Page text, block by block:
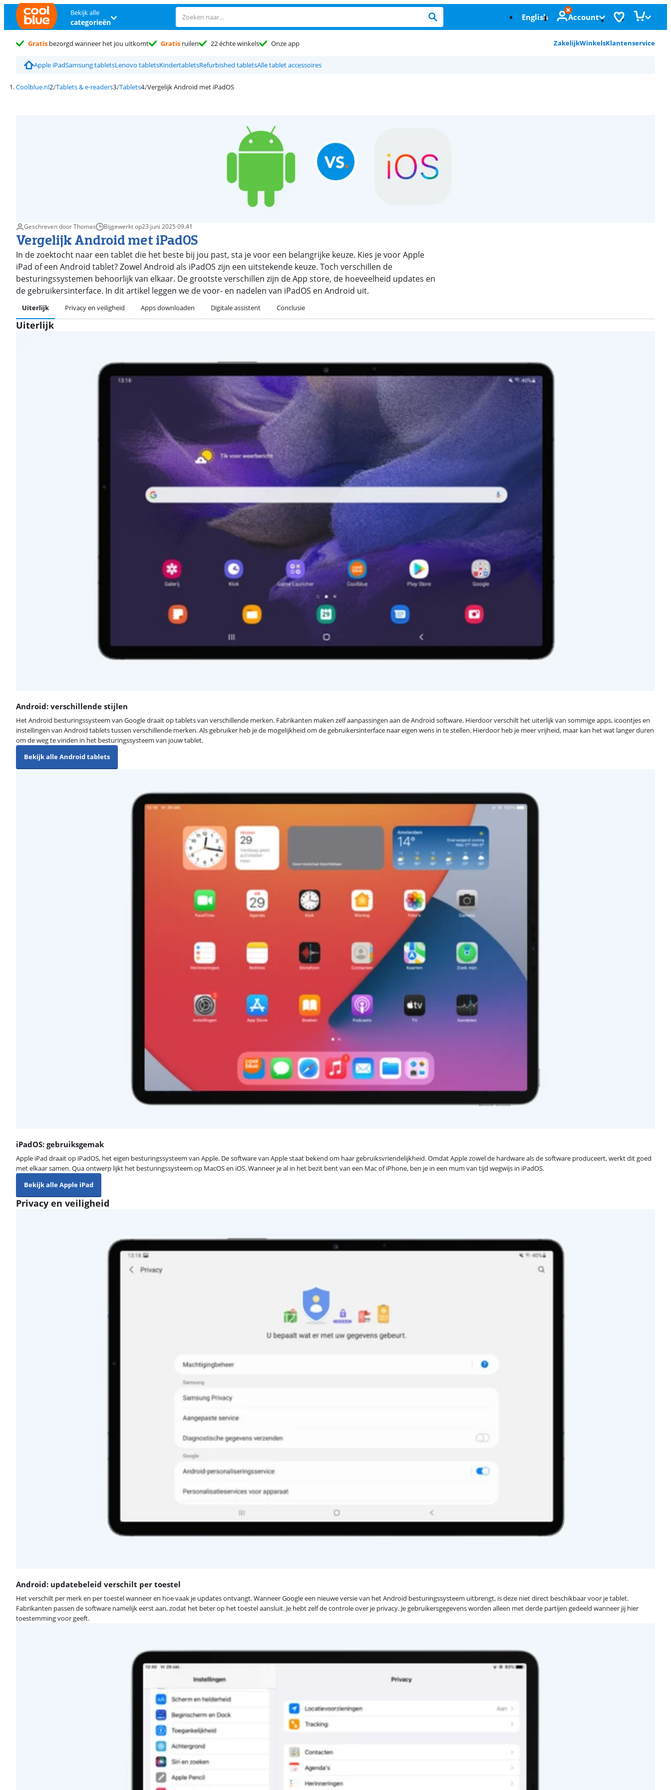
Bekijk alle
categorieën English Account
Gratis bezorgd wanneer het jou uitkomt Gratis ruilen 22 échte winkels Onze app ZakelijkWinkelsKlantenservice
Apple iPadSamsung tabletsLenovo tabletsKindertabletsRefurbished tabletsAlle tablet accessoires
Coolblue.nl Tablets & e-readers Tablets Vergelijk Android met iPadOS
Geschreven door Thomas Bijgewerkt op23 juni 2025·09.41
Vergelijk Android met iPadOS
In de zoektocht naar een tablet die het beste bij jou past, sta je voor een belangrijke keuze. Kies je voor Apple
iPad of een Android tablet? Zowel Android als iPadOS zijn een uitstekende keuze. Toch verschillen de
besturingssystemen behoorlijk van elkaar. De grootste verschillen zijn de App store, de hoeveelheid updates en
de gebruikersinterface. In dit artikel leggen we de voor- en nadelen van iPadOS en Android uit.
Uiterlijk Privacy en veiligheid Apps downloaden Digitale assistent Conclusie
Uiterlijk
Android: verschillende stijlen
Het Android besturingssysteem van Google draait op tablets van verschillende merken. Fabrikanten maken zelf aanpassingen aan de Android software. Hierdoor verschilt het uiterlijk van sommige apps, icoontjes en
instellingen van Android tablets tussen verschillende merken. Als gebruiker heb je de mogelijkheid om de gebruikersinterface naar eigen wens in te stellen. Hierdoor heb je meer vrijheid, maar kan het wat langer duren
om de weg te vinden in het besturingssysteem van jouw tablet.
Bekijk alle Android tablets
iPadOS: gebruiksgemak
Apple iPad draait op iPadOS, het eigen besturingssysteem van Apple. De software van Apple staat bekend om haar gebruiksvriendelijkheid. Omdat Apple zowel de hardware als de software produceert, werkt dit goed
met elkaar samen. Qua ontwerp lijkt het besturingssysteem op MacOS en iOS. Wanneer je al in het bezit bent van een Mac of iPhone, ben je in een mum van tijd wegwijs in iPadOS.
Bekijk alle Apple iPad
Privacy en veiligheid
Android: updatebeleid verschilt per toestel
Het verschilt per merk en per toestel wanneer en hoe vaak je updates ontvangt. Wanneer Google een nieuwe versie van het Android besturingssysteem uitbrengt, is deze niet direct beschikbaar voor je tablet.
Fabrikanten passen de software namelijk eerst aan, zodat het beter op het toestel aansluit. Je hebt zelf de controle over je privacy. Je gebruikersgegevens worden alleen met derde partijen gedeeld wanneer jij hier
toestemming voor geeft.